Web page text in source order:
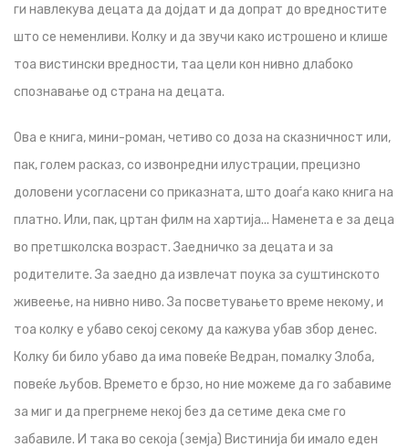
ги навлекува децата да дојдат и да допрат до вредностите
што се неменливи. Колку и да звучи како истрошено и клише
тоа вистински вредности, таа цели кон нивно длабоко
спознавање од страна на децата.
Ова е книга, мини-роман, четиво со доза на сказничност или,
пак, голем расказ, со извонредни илустрации, прецизно
доловени усогласени со приказната, што доаѓа како книга на
платно. Или, пак, цртан филм на хартија... Наменета е за деца
во претшколска возраст. Заедничко за децата и за
родителите. За заедно да извлечат поука за суштинското
живеење, на нивно ниво. За посветувањето време некому, и
тоа колку е убаво секој секому да кажува убав збор денес.
Колку би било убаво да има повеќе Ведран, помалку Злоба,
повеќе љубов. Времето е брзо, но ние можеме да го забавиме
за миг и да прегрнеме некој без да сетиме дека сме го
забавиле. И така во секоја (земја) Вистинија би имало еден